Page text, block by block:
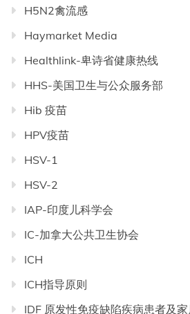
H5N2禽流感
Haymarket Media
Healthlink-卑诗省健康热线
HHS-美国卫生与公众服务部
Hib 疫苗
HPV疫苗
HSV-1
HSV-2
IAP-印度儿科学会
IC-加拿大公共卫生协会
ICH
ICH指导原则
IDF 原发性免疫缺陷疾病患者及